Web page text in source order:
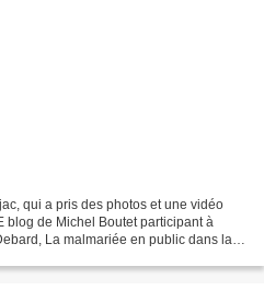
qui a pris des photos et une vidéo
blog de Michel Boutet participant à
La malmariée en public dans la